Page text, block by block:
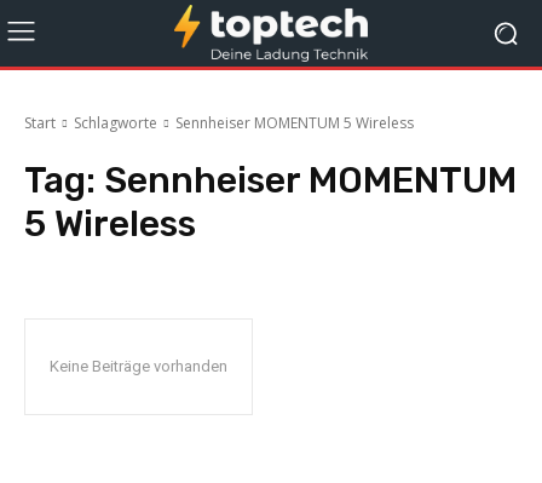
Start Schlagworte Sennheiser MOMENTUM 5 Wireless
Tag: Sennheiser MOMENTUM
5 Wireless
Keine Beiträge vorhanden